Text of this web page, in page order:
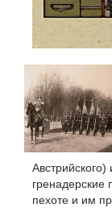
Австрийского)
гренадерские
пехоте и им